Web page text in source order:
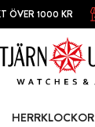
ÖVER 1000 KR
HERRKLOCKOR